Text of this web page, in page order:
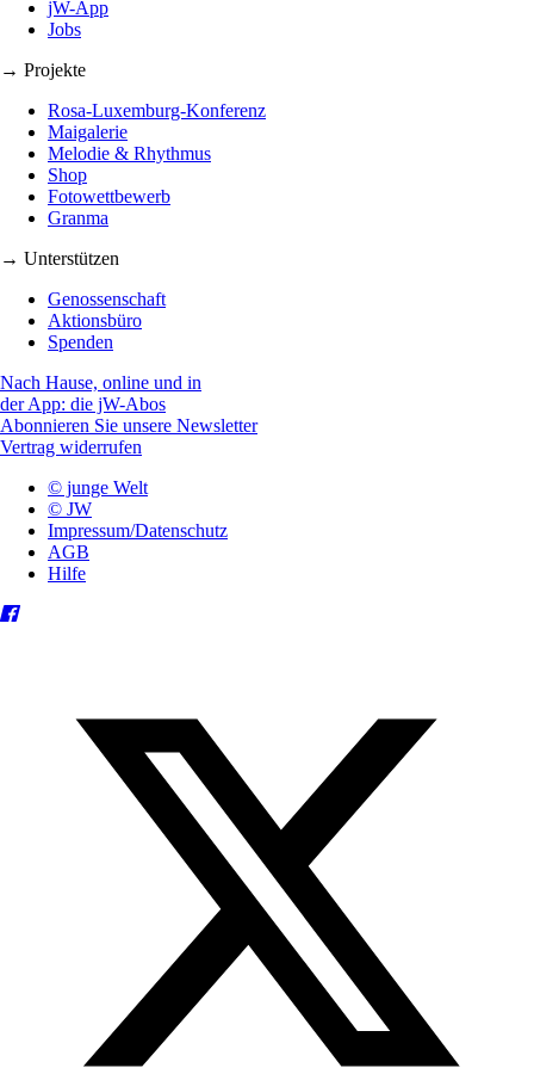
jW-App
Jobs
→ Projekte
Rosa-Luxemburg-Konferenz
Maigalerie
Melodie & Rhythmus
Shop
Fotowettbewerb
Granma
→ Unterstützen
Genossenschaft
Aktionsbüro
Spenden
Nach Hause, online und in
der App: die jW-Abos
Abonnieren Sie unsere Newsletter
Vertrag widerrufen
© junge Welt
© JW
Impressum/Datenschutz
AGB
Hilfe